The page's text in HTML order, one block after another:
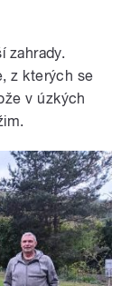
zahrady.
z kterých se
v úzkých